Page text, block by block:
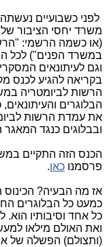
לפני כשבועיים
משרד יחסי הציבור
(או כשמה הרשמי:
במשרד הפנים") לכל
וגם לעיתונאים
בקריאה להגיע לכנס
הרשות לביומטריה
הבלוגרים
את עמדת הרשות
ובבלוגים כנגד המאגר
פרסמנו כאן.
אז מה הבעיה? הכינוס
כמעט כל הבלוגרים
כל אחד וסיבותיו הוא.
ואת האולם מילאו
(ותצולם) הפשלה של